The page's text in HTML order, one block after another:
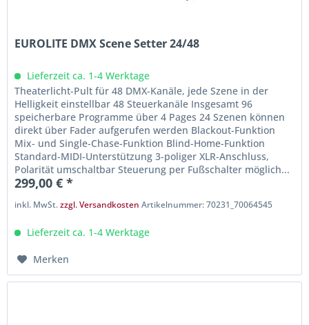
EUROLITE DMX Scene Setter 24/48
Lieferzeit ca. 1-4 Werktage
Theaterlicht-Pult für 48 DMX-Kanäle, jede Szene in der
Helligkeit einstellbar 48 Steuerkanäle Insgesamt 96
speicherbare Programme über 4 Pages 24 Szenen können
direkt über Fader aufgerufen werden Blackout-Funktion
Mix- und Single-Chase-Funktion Blind-Home-Funktion
Standard-MIDI-Unterstützung 3-poliger XLR-Anschluss,
Polarität umschaltbar Steuerung per Fußschalter möglich...
299,00 € *
inkl. MwSt.zzgl. Versandkosten Artikelnummer: 70231_70064545
Lieferzeit ca. 1-4 Werktage
Merken